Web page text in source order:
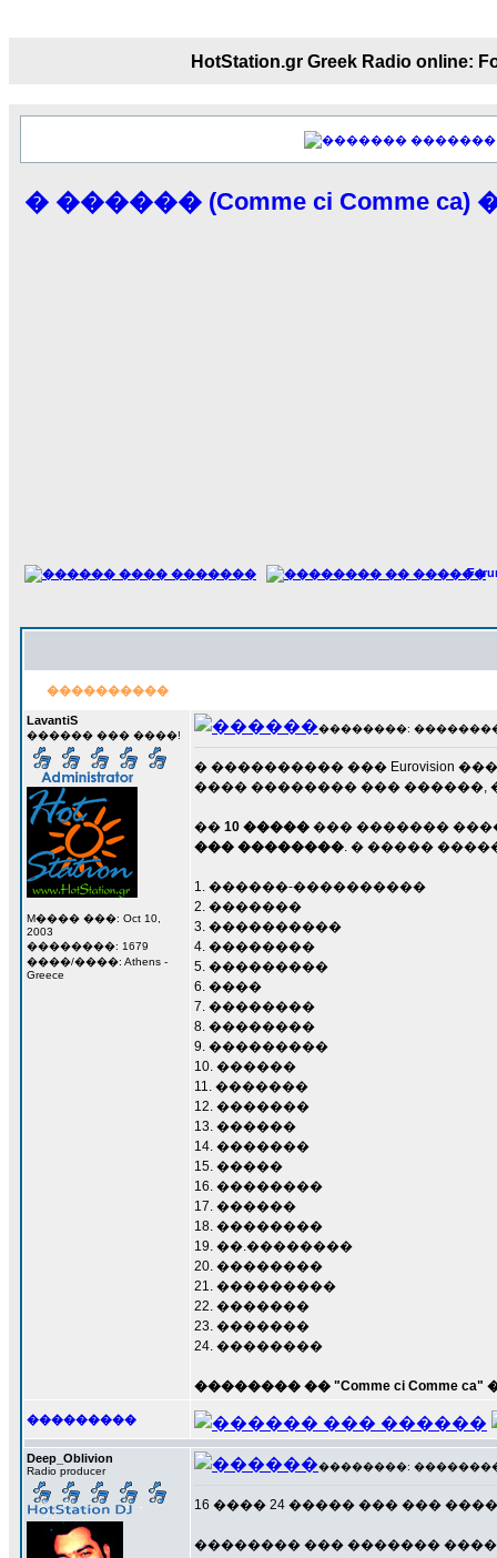
�������������� ��������!
������ �� �����.. "������" ���
15:33
echo :��������� ����, ���������
����� ��������� ��
HotStation.gr Greek Radio
�������
� ������ (Comme ci Comme
����������
LavantiS
������ ��� ����!
M���� ���: Oct 10,
2003
��������: 1679
����/����: Athens -
Greece
��������: ���������
� ���������� ���
���� �������� ��� ������,
�� 10 ����� ��� �������
��� ��������. � �����
1. ������-����������
2. �������
3. ����������
4. ��������
5. ���������
6. ����
7. ��������
8. ��������
9. ���������
10. ������
11. �������
12. �������
13. ������
14. �������
15. �����
16. ��������
17. ������
18. ��������
19. ��.��������
20. ��������
21. ���������
22. �������
23. �������
24. ��������
�������� �� "Comme ci
���������
Deep_Oblivion
Radio producer ��������: ���������
16 ���� 24 ����� ��� ���
�������� ��� �������